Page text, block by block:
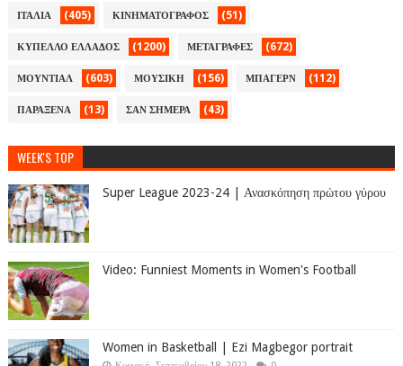
ΙΤΑΛΙΑ (405) ΚΙΝΗΜΑΤΟΓΡΑΦΟΣ (51)
ΚΥΠΕΛΛΟ ΕΛΛΑΔΟΣ (1200) ΜΕΤΑΓΡΑΦΕΣ (672)
ΜΟΥΝΤΙΑΛ (603) ΜΟΥΣΙΚΗ (156) ΜΠΑΓΕΡΝ (112)
ΠΑΡΑΞΕΝΑ (13) ΣΑΝ ΣΗΜΕΡΑ (43)
WEEK'S TOP
Super League 2023-24 | Ανασκόπηση πρώτου γύρου
Video: Funniest Moments in Women's Football
Women in Basketball | Ezi Magbegor portrait